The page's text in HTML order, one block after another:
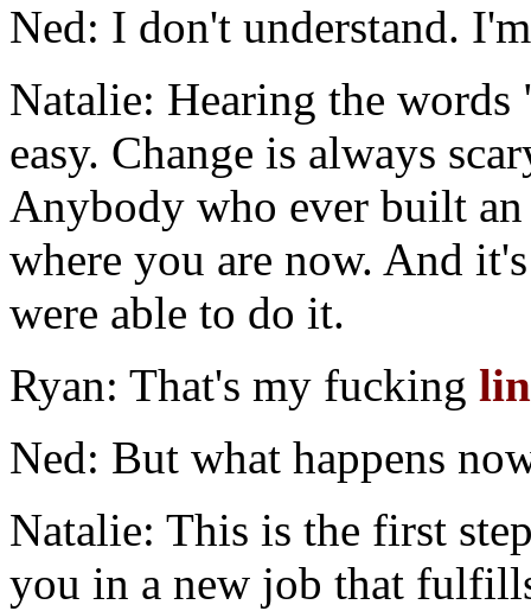
Ned: I don't understand.
Natalie: Hearing the
easy. Change is always
Anybody who ever built
where you are now. And
were able to do it.
Ryan: That's my fucking
Ned: But what happens
Natalie: This is the first
you in a new job that